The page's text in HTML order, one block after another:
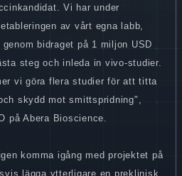
Vi har under
av vårt egna labb,
bidraget på 1 miljon USD
steg och inleda in vivo-studier.
vi göra flera studier för att titta
skydd mot smittspridning",
på Abera Bioscience.
komma igång med projektet på
lägga ytterligare en preklinisk